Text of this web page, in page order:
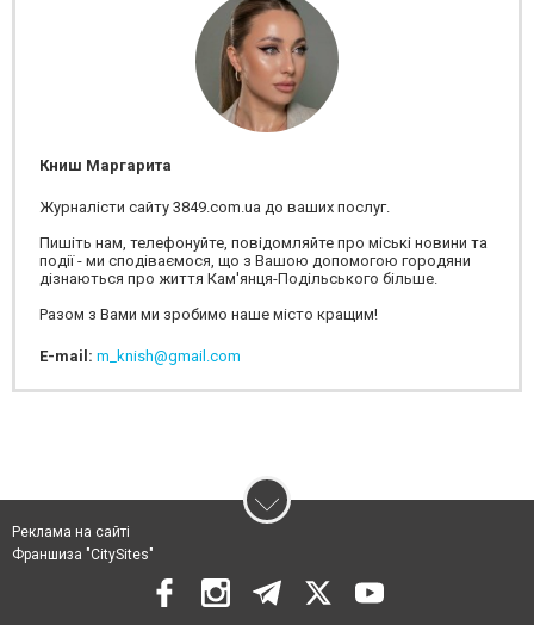
Книш Маргарита
Журналісти сайту 3849.com.ua до ваших послуг.
Пишіть нам, телефонуйте, повідомляйте про міські новини та
події - ми сподіваємося, що з Вашою допомогою городяни
дізнаються про життя Кам'янця-Подільського більше.
Разом з Вами ми зробимо наше місто кращим!
E-mail: m_knish@gmail.com
Реклама на сайті
Франшиза "CitySites"